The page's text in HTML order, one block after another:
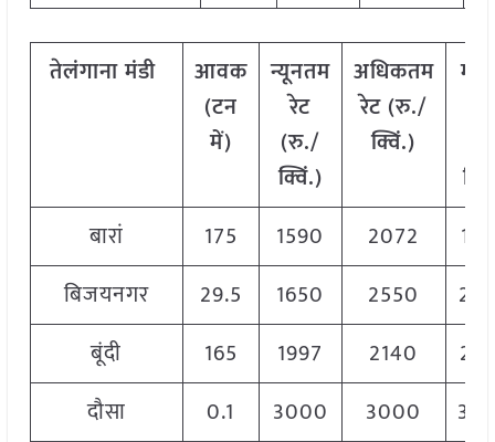
तेलंगानामंडी
आवक
(टन
में)
न्यूनतम
रेट
(रु./
क्विं.)
अधिकतम
रेट (रु./
क्विं.)
बारां
175 1590 2072
बिजयनगर
29.5 1650 2550
बूंदी
165 1997 2140
दौसा
0.1 3000 3000